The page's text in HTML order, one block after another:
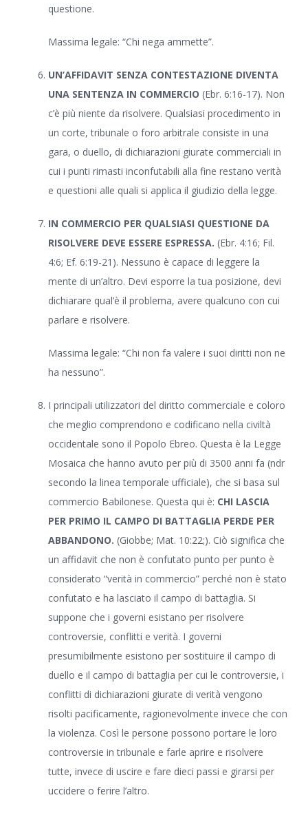
questione.
Massima legale: “Chi nega ammette”.
UN’AFFIDAVIT SENZA CONTESTAZIONE DIVENTA
UNA SENTENZA IN COMMERCIO (Ebr. 6:16-17). Non
c’è più niente da risolvere. Qualsiasi procedimento in
un corte, tribunale o foro arbitrale consiste in una
gara, o duello, di dichiarazioni giurate commerciali in
cui i punti rimasti inconfutabili alla fine restano verità
e questioni alle quali si applica il giudizio della legge.
IN COMMERCIO PER QUALSIASI QUESTIONE DA
RISOLVERE DEVE ESSERE ESPRESSA. (Ebr. 4:16; Fil.
4:6; Ef. 6:19-21). Nessuno è capace di leggere la
mente di un’altro. Devi esporre la tua posizione, devi
dichiarare qual’è il problema, avere qualcuno con cui
parlare e risolvere.
Massima legale: “Chi non fa valere i suoi diritti non ne
ha nessuno”.
I principali utilizzatori del diritto commerciale e coloro
che meglio comprendono e codificano nella civiltà
occidentale sono il Popolo Ebreo. Questa è la Legge
Mosaica che hanno avuto per più di 3500 anni fa (ndr
secondo la linea temporale ufficiale), che si basa sul
commercio Babilonese. Questa qui è: CHI LASCIA
PER PRIMO IL CAMPO DI BATTAGLIA PERDE PER
ABBANDONO. (Giobbe; Mat. 10:22;). Ciò significa che
un affidavit che non è confutato punto per punto è
considerato “verità in commercio” perché non è stato
confutato e ha lasciato il campo di battaglia. Si
suppone che i governi esistano per risolvere
controversie, conflitti e verità. I governi
presumibilmente esistono per sostituire il campo di
duello e il campo di battaglia per cui le controversie, i
conflitti di dichiarazioni giurate di verità vengono
risolti pacificamente, ragionevolmente invece che con
la violenza. Così le persone possono portare le loro
controversie in tribunale e farle aprire e risolvere
tutte, invece di uscire e fare dieci passi e girarsi per
uccidere o ferire l’altro.